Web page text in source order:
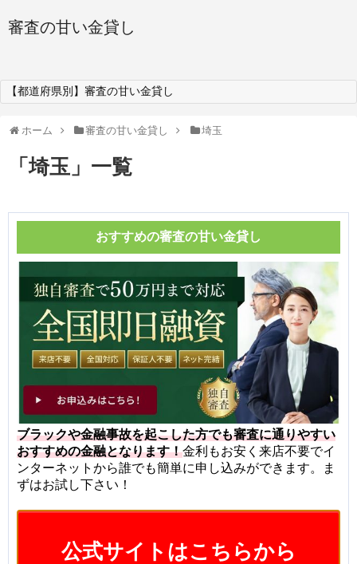
審査の甘い金貸し
【都道府県別】審査の甘い金貸し
ホーム 審査の甘い金貸し 埼玉
「埼玉 」 一覧
おすすめの審査の甘い金貸し
ブラックや金融事故を起こした方でも審査に通りやすい
おすすめの金融となります！金利もお安く来店不要でイ
ンターネットから誰でも簡単に申し込みができます。ま
ずはお試し下さい！
公式サイトはこちらから